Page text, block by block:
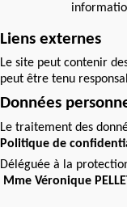
Liens externes
Le site peut contenir
peut être tenu
Données
Le traitement des
Politique de
Déléguée à la
Mme Véronique